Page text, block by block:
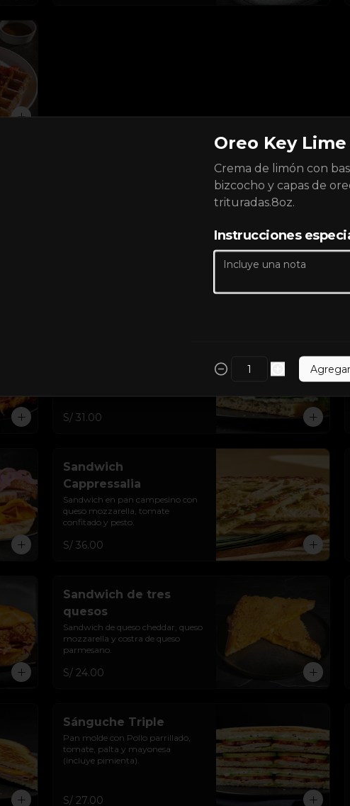
S/ 31.00
Sandwich
Cappressalia
Sandwich en pan campesino con
queso mozzarella, tomate
confitado y pesto.
S/ 36.00
Sandwich de tres
quesos
Sandwich de queso cheddar, queso
mozzarella y costra de queso
parmesano.
S/ 24.00
Sánguche Triple
Pan molde con Pollo parrillado,
tomate, palta y mayonesa
(incluye pimienta).
S/ 27.00
Oreo Key Lime
Crema de limón con
bizcocho y capas de
trituradas.8oz.
Instrucciones
Agregar